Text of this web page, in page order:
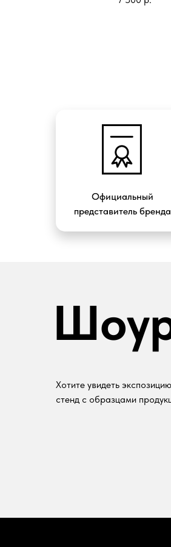
Официальный
представитель бренда
Хотите увидеть
стенд с образцами